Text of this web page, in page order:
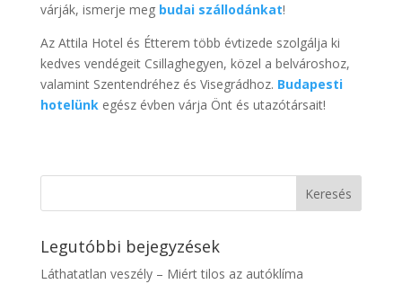
várják, ismerje meg budai szállodánkat!
Az Attila Hotel és Étterem több évtizede szolgálja ki
kedves vendégeit Csillaghegyen, közel a belvároshoz,
valamint Szentendréhez és Visegrádhoz. Budapesti
hotelünkegész évben várja Önt és utazótársait!
Legutóbbi bejegyzések
Láthatatlan veszély – Miért tilos az autóklíma